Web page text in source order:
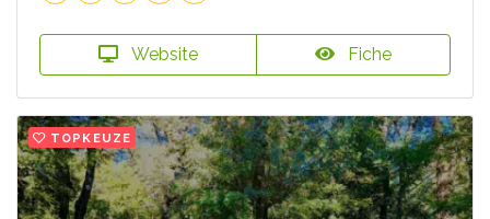
Website Fiche
TOPKEUZE